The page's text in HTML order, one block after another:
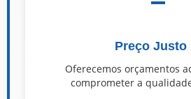
Preço Justo
Oferecemos orçamentos
comprometer a